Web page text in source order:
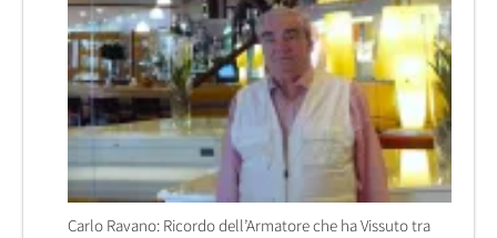
Carlo Ravano: Ricordo dell’Armatore che ha Vissuto tra